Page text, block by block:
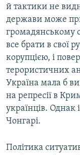
й тактики не
держави може
громадянському
все брати в свої
корупцією, і
терористичних
Україна мала б
на репресії в
українців. Однак
Чонгарі.
Політика